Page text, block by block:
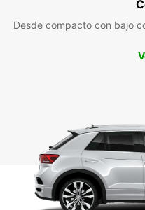
Desde compacto con bajo